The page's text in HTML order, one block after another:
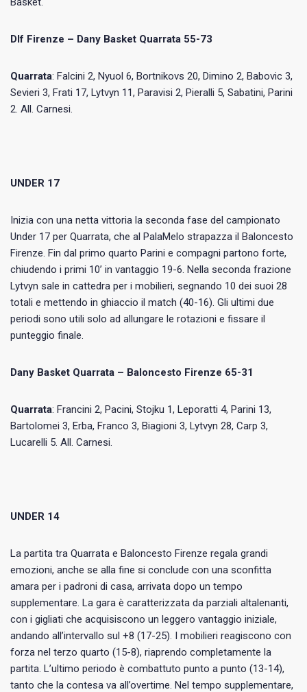
Dlf Firenze – Dany Basket Quarrata 55-73
Quarrata: Falcini 2, Nyuol 6, Bortnikovs 20, Dimino 2, Babovic 3,
Sevieri 3, Frati 17, Lytvyn 11, Paravisi 2, ⁠Pieralli 5, Sabatini, Parini
2. All. Carnesi.
UNDER 17
Inizia con una netta vittoria la seconda fase del campionato
Under 17 per Quarrata, che al PalaMelo strapazza il Baloncesto
Firenze. Fin dal primo quarto Parini e compagni partono forte,
chiudendo i primi 10’ in vantaggio 19-6. Nella seconda frazione
Lytvyn sale in cattedra per i mobilieri, segnando 10 dei suoi 28
totali e mettendo in ghiaccio il match (40-16). Gli ultimi due
periodi sono utili solo ad allungare le rotazioni e fissare il
punteggio finale.
Dany Basket Quarrata – Baloncesto Firenze 65-31
Quarrata: Francini 2, Pacini, Stojku 1, Leporatti 4, Parini 13,
Bartolomei 3, Erba, Franco 3, Biagioni 3, Lytvyn 28, Carp 3,
Lucarelli 5. All. Carnesi.
UNDER 14
La partita tra Quarrata e Baloncesto Firenze regala grandi
emozioni, anche se alla fine si conclude con una sconfitta
amara per i padroni di casa, arrivata dopo un tempo
supplementare. La gara è caratterizzata da parziali altalenanti,
con i gigliati che acquisiscono un leggero vantaggio iniziale,
andando all’intervallo sul +8 (17-25). I mobilieri reagiscono con
forza nel terzo quarto (15-8), riaprendo completamente la
partita. L’ultimo periodo è combattuto punto a punto (13-14),
tanto che la contesa va all’overtime. Nel tempo supplementare,